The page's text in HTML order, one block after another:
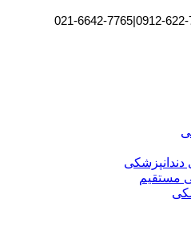
0912-622-
|
021-6642-7765
مستقیم